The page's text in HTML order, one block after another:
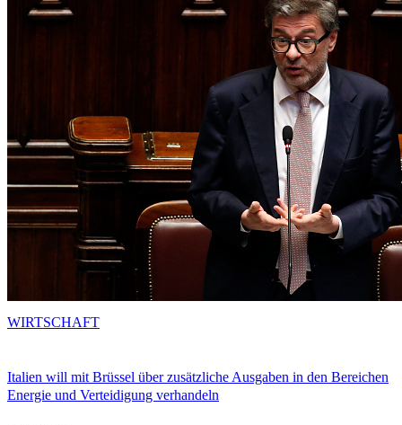
Italien will mit Brüssel über zusätzliche Ausgaben in den Bereichen
Energie und Verteidigung verhandeln
WIRTSCHAFT